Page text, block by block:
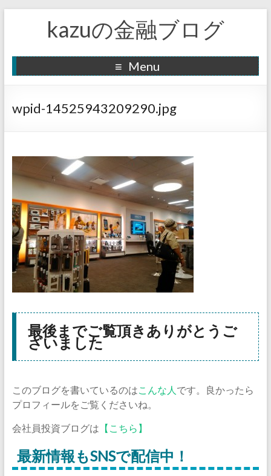
kazuの金融ブログ
Menu
wpid-14525943209290.jpg
最後までご覧頂きありがとうご
ざいました
このブログを書いているのはこんな人 です。良かったら
プロフィールをご覧くださいね。
会社員投資ブログは 【こちら】
最新情報もSNSで配信中！